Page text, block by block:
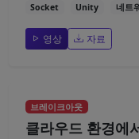
Socket Unity 네트
영상 자료
브레이크아웃
클라우드 환경에